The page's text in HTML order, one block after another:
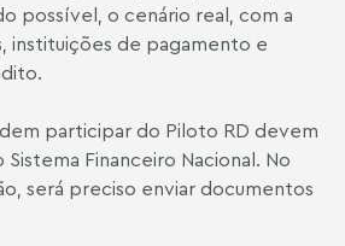
possível, o cenário real, com a
instituições de pagamento e
participar do Piloto RD devem
Financeiro Nacional. No
será preciso enviar documentos